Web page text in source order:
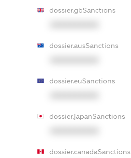
dossier.gbSanctions
dossier.ausSanctions
dossier.euSanctions
dossier.japanSanctions
dossier.canadaSanctions